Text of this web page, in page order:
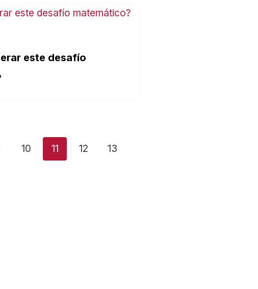
este desafío
10 11 12
13